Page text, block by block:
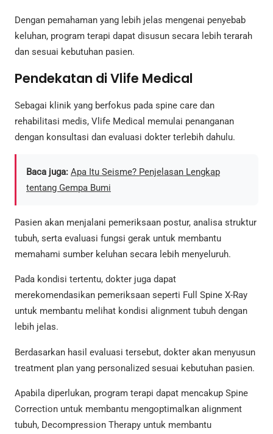
Dengan pemahaman yang lebih jelas mengenai penyebab
keluhan, program terapi dapat disusun secara lebih terarah
dan sesuai kebutuhan pasien.
Pendekatan di Vlife Medical
Sebagai klinik yang berfokus pada spine care dan
rehabilitasi medis, Vlife Medical memulai penanganan
dengan konsultasi dan evaluasi dokter terlebih dahulu.
Baca juga: Apa Itu Seisme? Penjelasan Lengkap
tentang Gempa Bumi
Pasien akan menjalani pemeriksaan postur, analisa struktur
tubuh, serta evaluasi fungsi gerak untuk membantu
memahami sumber keluhan secara lebih menyeluruh.
Pada kondisi tertentu, dokter juga dapat
merekomendasikan pemeriksaan seperti Full Spine X-Ray
untuk membantu melihat kondisi alignment tubuh dengan
lebih jelas.
Berdasarkan hasil evaluasi tersebut, dokter akan menyusun
treatment plan yang personalized sesuai kebutuhan pasien.
Apabila diperlukan, program terapi dapat mencakup Spine
Correction untuk membantu mengoptimalkan alignment
tubuh, Decompression Therapy untuk membantu